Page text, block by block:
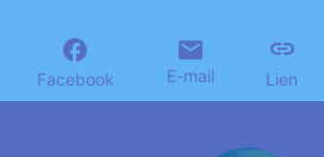
Facebook E-mail Lien